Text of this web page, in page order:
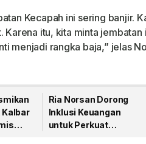
Kecapah ini sering banjir.
Karena itu, kita minta
menjadi rangka baja,” jelas
Kalbar
Ria Norsan Dorong
Inklusi Keuangan
untuk Perkuat